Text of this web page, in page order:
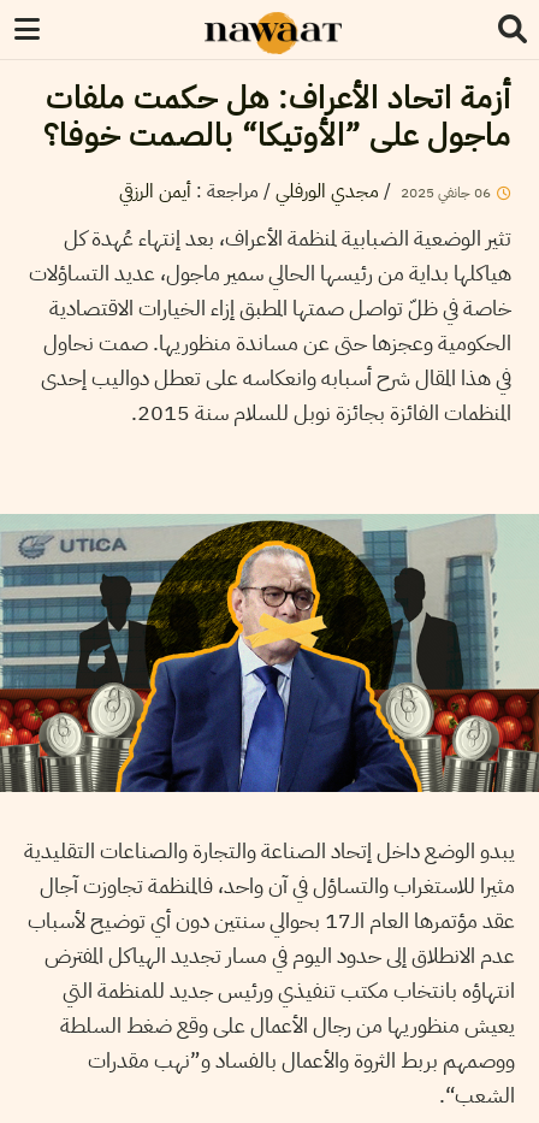
أزمة اتحاد الأعراف: هل حكمت ملفات
ماجول على ”الأوتيكا“ بالصمت خوفا؟
06جانفي 2025
/ مجدي الورفلي/ مراجعة : أيمن الرزقي
تثير الوضعية الضبابية لمنظمة الأعراف، بعد إنتهاء عُهدة كل
هياكلها بداية من رئيسها الحالي سمير ماجول، عديد التساؤلات
خاصة في ظلّ تواصل صمتها المطبق إزاء الخيارات الاقتصادية
الحكومية وعجزها حتى عن مساندة منظوريها. صمت نحاول
في هذا المقال شرح أسبابه وانعكاسه على تعطل دواليب إحدى
المنظمات الفائزة بجائزة نوبل للسلام سنة 2015.
يبدو الوضع داخل إتحاد الصناعة والتجارة والصناعات التقليدية
مثيرا للاستغراب والتساؤل في آن واحد، فالمنظمة تجاوزت آجال
عقد مؤتمرها العام الـ17 بحوالي سنتين دون أي توضيح لأسباب
عدم الانطلاق إلى حدود اليوم في مسار تجديد الهياكل المفترض
انتهاؤه بانتخاب مكتب تنفيذي ورئيس جديد للمنظمة التي
يعيش منظوريها من رجال الأعمال على وقع ضغط السلطة
ووصمهم بربط الثروة والأعمال بالفساد و”نهب مقدرات
الشعب“
.